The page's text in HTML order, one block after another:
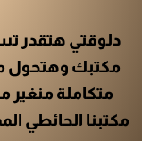
دلوقتي هتقدر
مكتبك وهتحول
متكاملة
مكتبنا الحائطي